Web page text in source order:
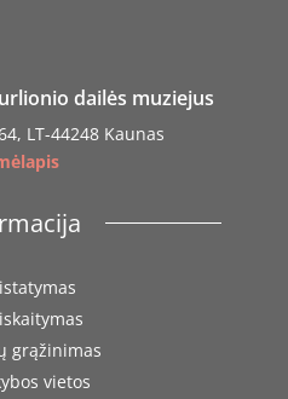
dailės muziejus
LT-44248 Kaunas
grąžinimas
vietos